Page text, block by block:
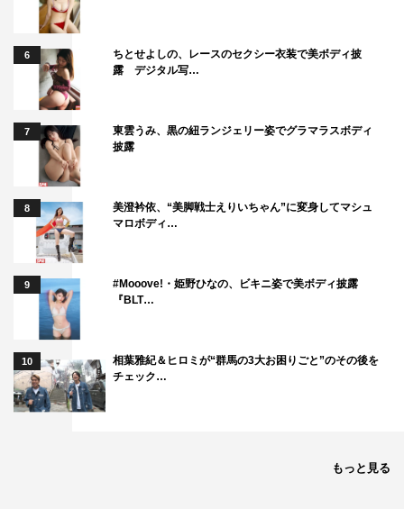
6
ちとせよしの、レースのセクシー衣装で美ボディ披
露 デジタル写…
7
東雲うみ、黒の紐ランジェリー姿でグラマラスボディ
披露
8
美澄衿依、“美脚戦士えりいちゃん”に変身してマシュ
マロボディ…
9
#Mooove!・姫野ひなの、ビキニ姿で美ボディ披露
『BLT…
10
相葉雅紀＆ヒロミが“群馬の3大お困りごと”のその後を
チェック…
もっと見る